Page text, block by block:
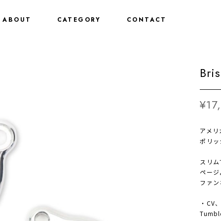
ABOUT CATEGORY CONTACT
アメ
ポリ
スリ
ペー
ファ
・CV